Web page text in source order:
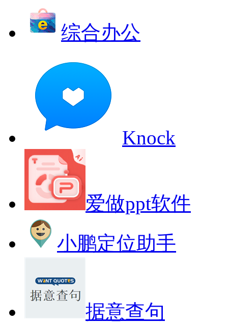
综合办公
Knock
爱做ppt软件
小鹏定位助手
据意查句